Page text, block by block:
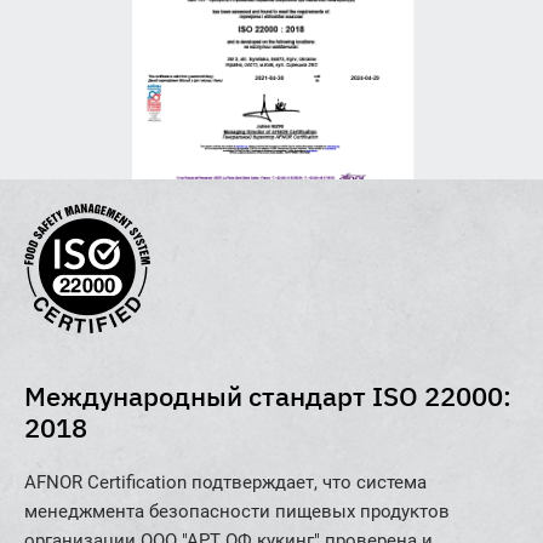
Международный стандарт ISO 22000:
2018
AFNOR Certification подтверждает, что система
менеджмента безопасности пищевых продуктов